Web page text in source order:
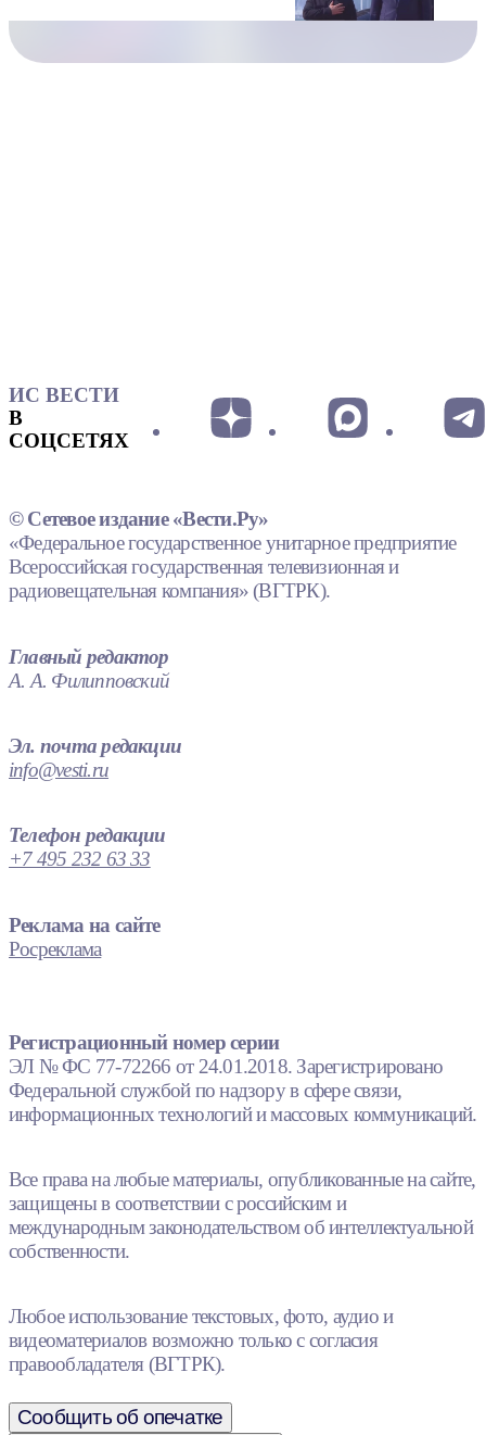
ИС ВЕСТИ
В
СОЦСЕТЯХ
© Сетевое издание «Вести.Ру»
«Федеральное государственное унитарное предприятие
Всероссийская государственная телевизионная и
радиовещательная компания» (ВГТРК).
Главный редактор
А. А. Филипповский
Эл. почта редакции
info@vesti.ru
Телефон редакции
+7 495 232 63 33
Реклама на сайте
Росреклама
Регистрационный номер серии
ЭЛ № ФС 77-72266 от 24.01.2018. Зарегистрировано
Федеральной службой по надзору в сфере связи,
информационных технологий и массовых коммуникаций.
Все права на любые материалы, опубликованные на сайте,
защищены в соответствии с российским и
международным законодательством об интеллектуальной
собственности.
Любое использование текстовых, фото, аудио и
видеоматериалов возможно только с согласия
правообладателя (ВГТРК).
Сообщить об опечатке